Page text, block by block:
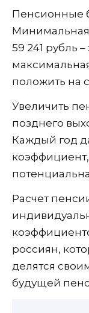
Пенсионные
Минимальная
59 241 рубль –
положить на
Увеличить
позднего
Каждый год
Расчет
россиян,
делятся
будущей